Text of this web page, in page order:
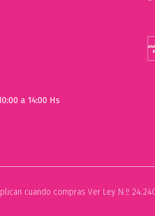
a 14:00 Hs
cuando compras Ver Ley N.º